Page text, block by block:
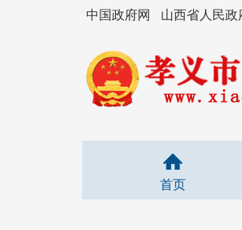
中国政府网 山西省人民政
首页